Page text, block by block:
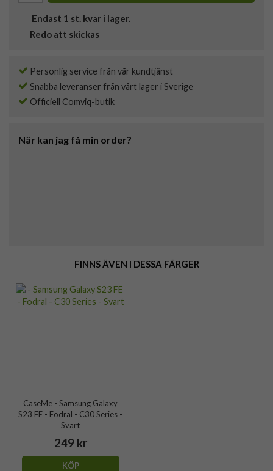
Endast 1 st. kvar i lager.
Redo att skickas
Personlig service från vår kundtjänst
Snabba leveranser från vårt lager i Sverige
Officiell Comviq-butik
När kan jag få min order?
FINNS ÄVEN I DESSA FÄRGER
CaseMe - Samsung Galaxy
S23 FE - Fodral - C30 Series -
Svart
249 kr
KÖP